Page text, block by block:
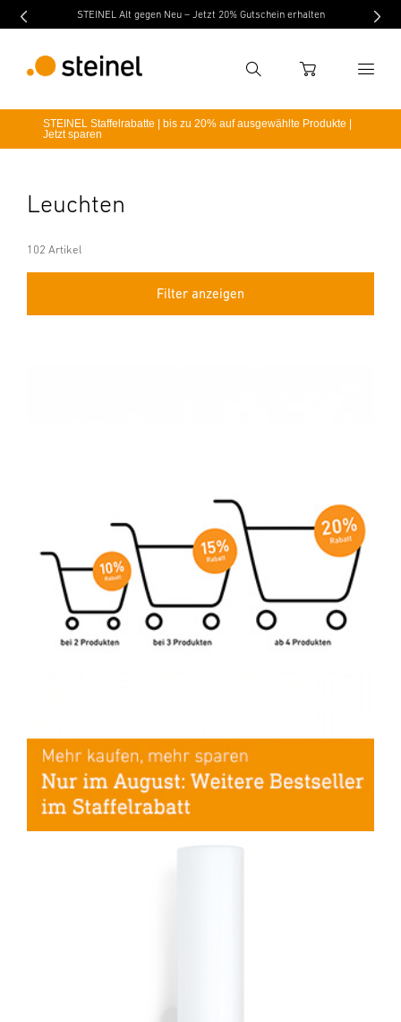
STEINEL Alt gegen Neu – Jetzt 20% Gutschein erhalten
Suche
Suchbegriff eingeben
WARENKORB
STEINEL Staffelrabatte | bis zu 20% auf ausgewählte Produkte |
Jetzt sparen
Leuchten
102 Artikel
Filter anzeigen